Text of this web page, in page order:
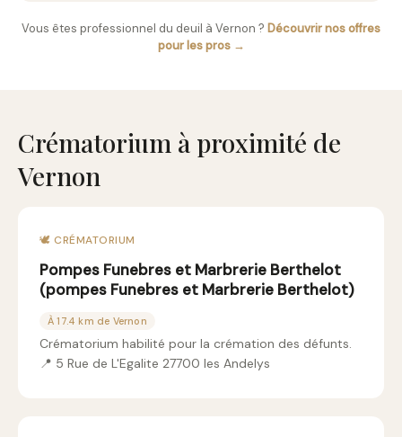
Vous êtes professionnel du deuil à Vernon ? Découvrir nos offres
pour les pros →
Crématorium à proximité de
Vernon
🕊️ CRÉMATORIUM
Pompes Funebres et Marbrerie Berthelot
(pompes Funebres et Marbrerie Berthelot)
À 17.4 km de Vernon
Crématorium habilité pour la crémation des défunts.
📍 5 Rue de L'Egalite 27700 les Andelys